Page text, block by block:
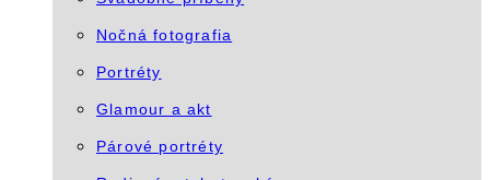
Nočná fotografia
Portréty
Glamour a akt
Párové portréty